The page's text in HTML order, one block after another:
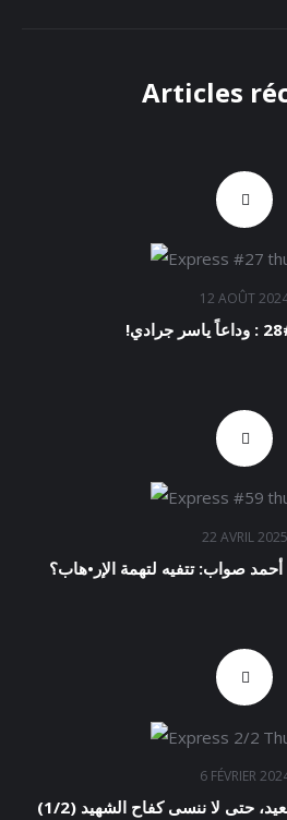
Articles
12 AOÛT
22 AVRIL 2025
6 FÉVRIER